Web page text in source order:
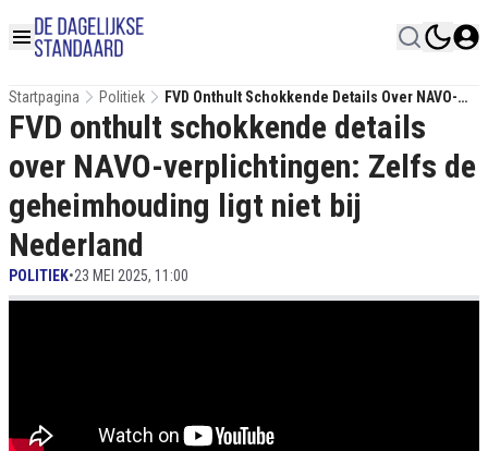
Startpagina Politiek
FVD Onthult Schokkende Details Over NAVO-
Verplichtingen: Zelfs De Geheimhouding Ligt
Niet Bij Nederland
FVD onthult schokkende details
over NAVO-verplichtingen: Zelfs de
geheimhouding ligt niet bij
Nederland
POLITIEK•23 MEI 2025, 11:00